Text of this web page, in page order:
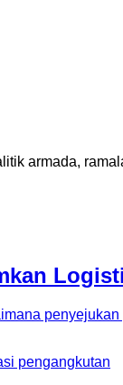
armada,
pengangkutan